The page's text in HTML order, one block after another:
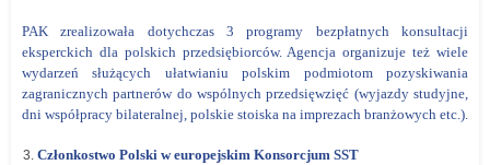
PAK zrealizowała dotychczas 3 programy bezpłatnych konsultacji
eksperckich dla polskich przedsiębiorców. Agencja organizuje też wiele
wydarzeń służących ułatwianiu polskim podmiotom pozyskiwania
zagranicznych partnerów do wspólnych przedsięwzięć (wyjazdy studyjne,
dni współpracy bilateralnej, polskie stoiska na imprezach branżowych etc.).
Członkostwo Polski w europejskim Konsorcjum SST